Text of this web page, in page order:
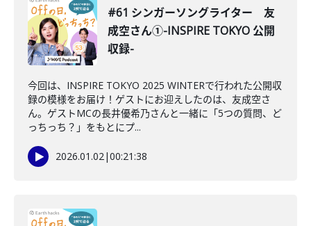
#61 シンガーソングライター 友
成空さん①-INSPIRE TOKYO 公開
収録-
今回は、INSPIRE TOKYO 2025 WINTERで行われた公開収
録の模様をお届け！ゲストにお迎えしたのは、友成空さ
ん。ゲストMCの長井優希乃さんと一緒に「5つの質問、ど
っちっち？」をもとにプ...
2026.01.02|00:21:38